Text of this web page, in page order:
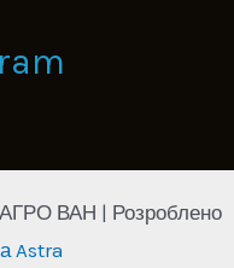
ВАН | Розроблено
Astra